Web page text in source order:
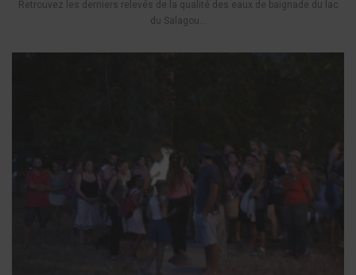
Retrouvez les derniers relevés de la qualité des eaux de baignade du lac
du Salagou...